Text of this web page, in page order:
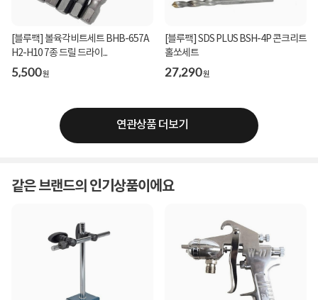
[블루팩] 볼육각비트세트 BHB-657A
H2-H10 7종 드릴 드라이...
5,500원
[블루팩] SDS PLUS BSH-4P 콘크리트
홀쏘세트
27,290원
연관상품 더보기
같은 브랜드의 인기상품이에요